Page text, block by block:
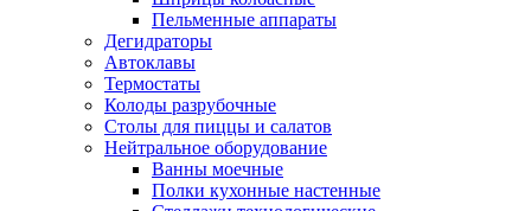
Пельменные аппараты
Дегидраторы
Автоклавы
Термостаты
Колоды разрубочные
Столы для пиццы и салатов
Нейтральное оборудование
Ванны моечные
Полки кухонные настенные